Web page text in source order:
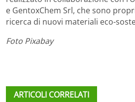
e GentoxChem Srl, che sono
ricerca di nuovi materiali eco-
Foto Pixabay
ARTICOLI CORRELATI